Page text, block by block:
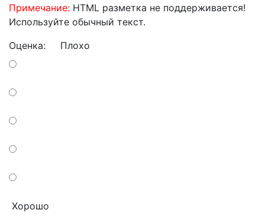
Примечание: HTML разметка не поддерживается!
Используйте обычный текст.
Оценка: Плохо
Хорошо